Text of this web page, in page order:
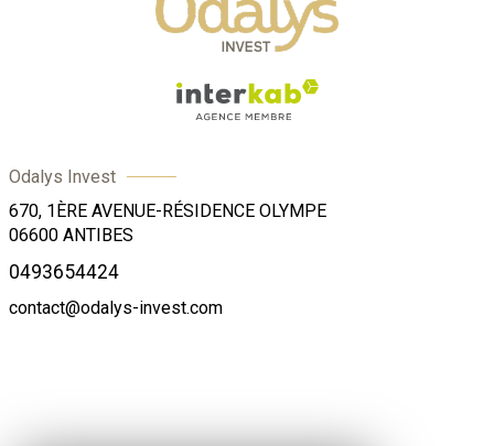
Odalys Invest
670, 1ÈRE AVENUE-RÉSIDENCE OLYMPE
06600 ANTIBES
0493654424
contact@odalys-invest.com